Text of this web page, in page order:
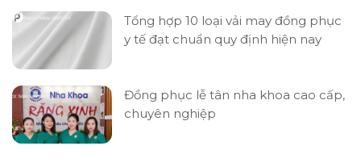
Tổng hợp 10 loại vải may đồng phục
y tế đạt chuẩn quy định hiện nay
Đồng phục lễ tân nha khoa cao cấp,
chuyên nghiệp